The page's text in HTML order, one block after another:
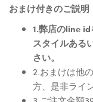
おまけ付きのご説明
1.弊店のline
スタイルある
さい。
2.おまけは他
方、是非ライ